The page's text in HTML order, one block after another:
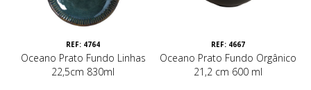
REF: 4764
Oceano Prato Fundo Linhas
22,5cm 830ml
REF: 4667
Oceano Prato Fundo Orgânico
21,2 cm 600 ml